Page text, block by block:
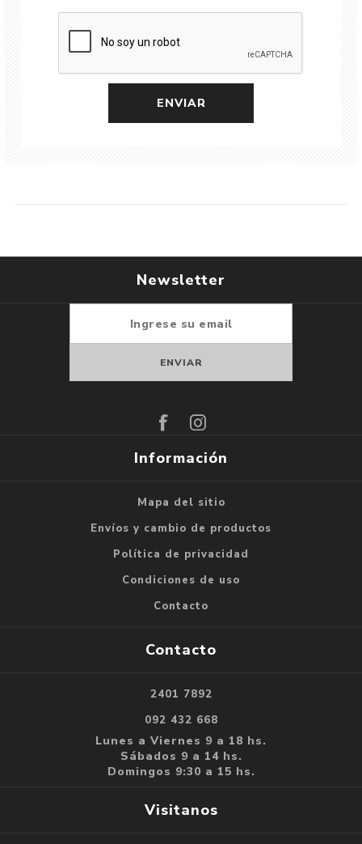
Newsletter
Información
Mapa del sitio
Envíos y cambio de productos
Política de privacidad
Condiciones de uso
Contacto
Contacto
2401 7892
092 432 668
Lunes a Viernes 9 a 18 hs.
Sábados 9 a 14 hs.
Domingos 9:30 a 15 hs.
Visitanos